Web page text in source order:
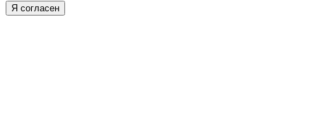
Я согласен